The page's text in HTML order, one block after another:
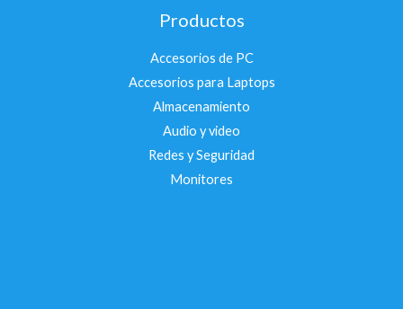
Productos
Accesorios de PC
Accesorios para Laptops
Almacenamiento
Audio y video
Redes y Seguridad
Monitores